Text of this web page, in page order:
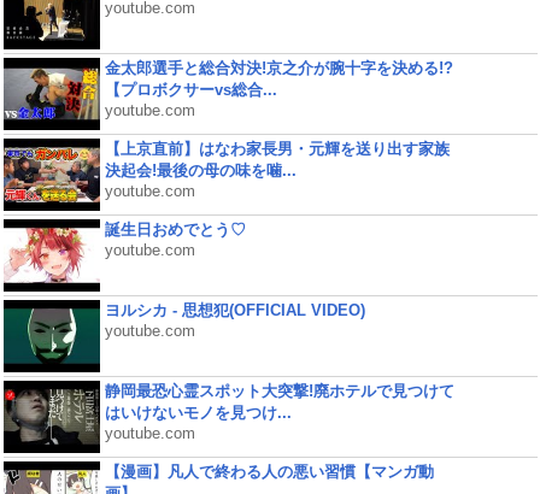
youtube.com
金太郎選手と総合対決!京之介が腕十字を決める!?
【プロボクサーvs総合...
youtube.com
【上京直前】はなわ家長男・元輝を送り出す家族
決起会!最後の母の味を噛...
youtube.com
誕生日おめでとう♡
youtube.com
ヨルシカ - 思想犯(OFFICIAL VIDEO)
youtube.com
静岡最恐心霊スポット大突撃!廃ホテルで見つけて
はいけないモノを見つけ...
youtube.com
【漫画】凡人で終わる人の悪い習慣【マンガ動